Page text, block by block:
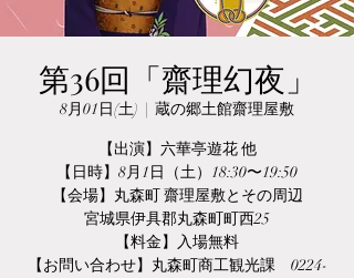
第36回「齋理幻夜」
8月01日(土)
  |
蔵の郷土館齋理屋敷
【出演】六華亭遊花 他
【日時】8月1日（土）18:30〜19:50
【会場】丸森町 齋理屋敷とその周辺
宮城県伊具郡丸森町町西25
【料金】入場無料
【お問い合わせ】丸森町商工観光課 0224-